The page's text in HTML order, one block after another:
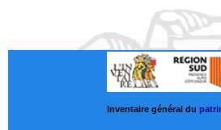
Inventaire général du